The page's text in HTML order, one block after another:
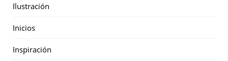
Ilustración
Inicios
Inspiración